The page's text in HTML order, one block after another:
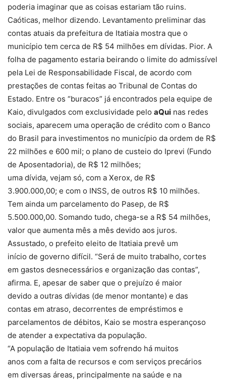
poderia imaginar que as coisas estariam tão ruins.
Caóticas, melhor dizendo. Levantamento preliminar das
contas atuais da prefeitura de Itatiaia mostra que o
município tem cerca de R$ 54 milhões em dívidas. Pior. A
folha de pagamento estaria beirando o limite do admissível
pela Lei de Responsabilidade Fiscal, de acordo com
prestações de contas feitas ao Tribunal de Contas do
Estado. Entre os “buracos” já encontrados pela equipe de
Kaio, divulgados com exclusividade pelo aQui nas redes
sociais, aparecem uma operação de crédito com o Banco
do Brasil para investimentos no município da ordem de R$
22 milhões e 600 mil; o plano de custeio do Iprevi (Fundo
de Aposentadoria), de R$ 12 milhões;
uma dívida, vejam só, com a Xerox, de R$
3.900.000,00; e com o INSS, de outros R$ 10 milhões.
Tem ainda um parcelamento do Pasep, de R$
5.500.000,00. Somando tudo, chega-se a R$ 54 milhões,
valor que aumenta mês a mês devido aos juros.
Assustado, o prefeito eleito de Itatiaia prevê um
início de governo difícil. “Será de muito trabalho, cortes
em gastos desnecessários e organização das contas”,
afirma. E, apesar de saber que o prejuízo é maior
devido a outras dívidas (de menor montante) e das
contas em atraso, decorrentes de empréstimos e
parcelamentos de débitos, Kaio se mostra esperançoso
de atender a expectativa da população.
“A população de Itatiaia vem sofrendo há muitos
anos com a falta de recursos e com serviços precários
em diversas áreas, principalmente na saúde e na